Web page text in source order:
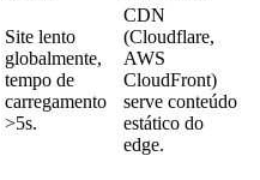
Site lento
globalmente,
tempo de
carregamento
>5s.
CDN
(Cloudflare,
AWS
CloudFront)
serve conteúdo
estático do
edge.